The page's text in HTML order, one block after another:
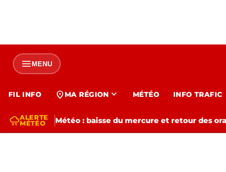
menuMENU
FIL INFO location_on MA RÉGION expand_more MÉTÉO INFO TRAFIC
thunderstormALERTE
MÉTÉO
Météo : baisse du mercure et retour des